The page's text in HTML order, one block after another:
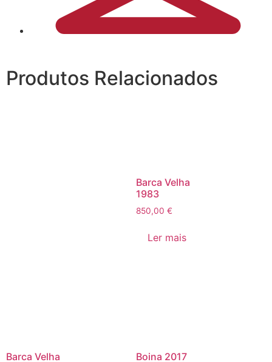
Produtos Relacionados
Barca Velha
1983
850,00 €
Ler mais
Barca Velha
Boina 2017